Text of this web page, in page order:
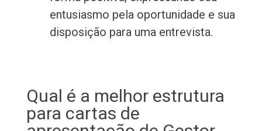
entusiasmo pela oportunidade e sua
disposição para uma entrevista.
Qual é a melhor estrutura
para cartas de